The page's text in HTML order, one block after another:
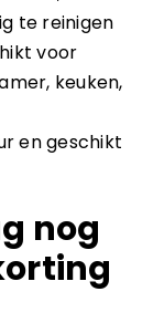
te reinigen
voor
keuken,
en geschikt
nog